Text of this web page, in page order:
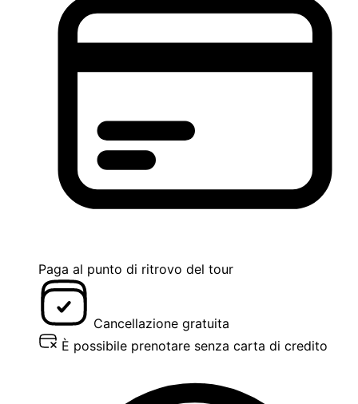
Paga al punto di ritrovo del tour
Cancellazione gratuita
È possibile prenotare senza carta di credito